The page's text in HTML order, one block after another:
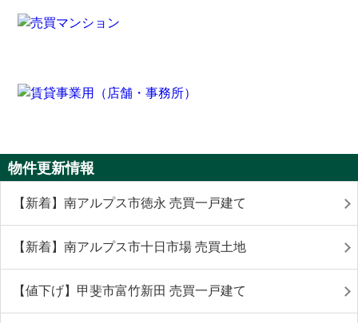
物件更新情報
【新着】南アルプス市徳永 売買一戸建て
【新着】南アルプス市十日市場 売買土地
【値下げ】甲斐市富竹新田 売買一戸建て